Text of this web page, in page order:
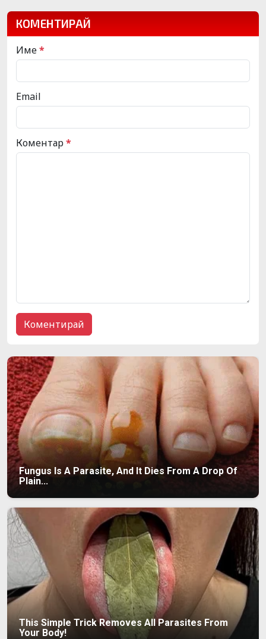
КОМЕНТИРАЙ
Име*
Email
Коментар*
Fungus Is A Parasite, And It Dies From A Drop Of
Plain...
This Simple Trick Removes All Parasites From
Your Body!